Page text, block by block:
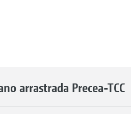
arrastrada Precea-TCC